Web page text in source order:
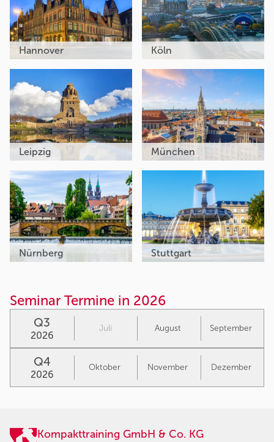
Hannover Köln
Leipzig München
Nürnberg Stuttgart
Seminar Termine in 2026
Q3
2026
Juli August September
Q4
2026
Oktober November Dezember
Kompakttraining GmbH & Co. KG